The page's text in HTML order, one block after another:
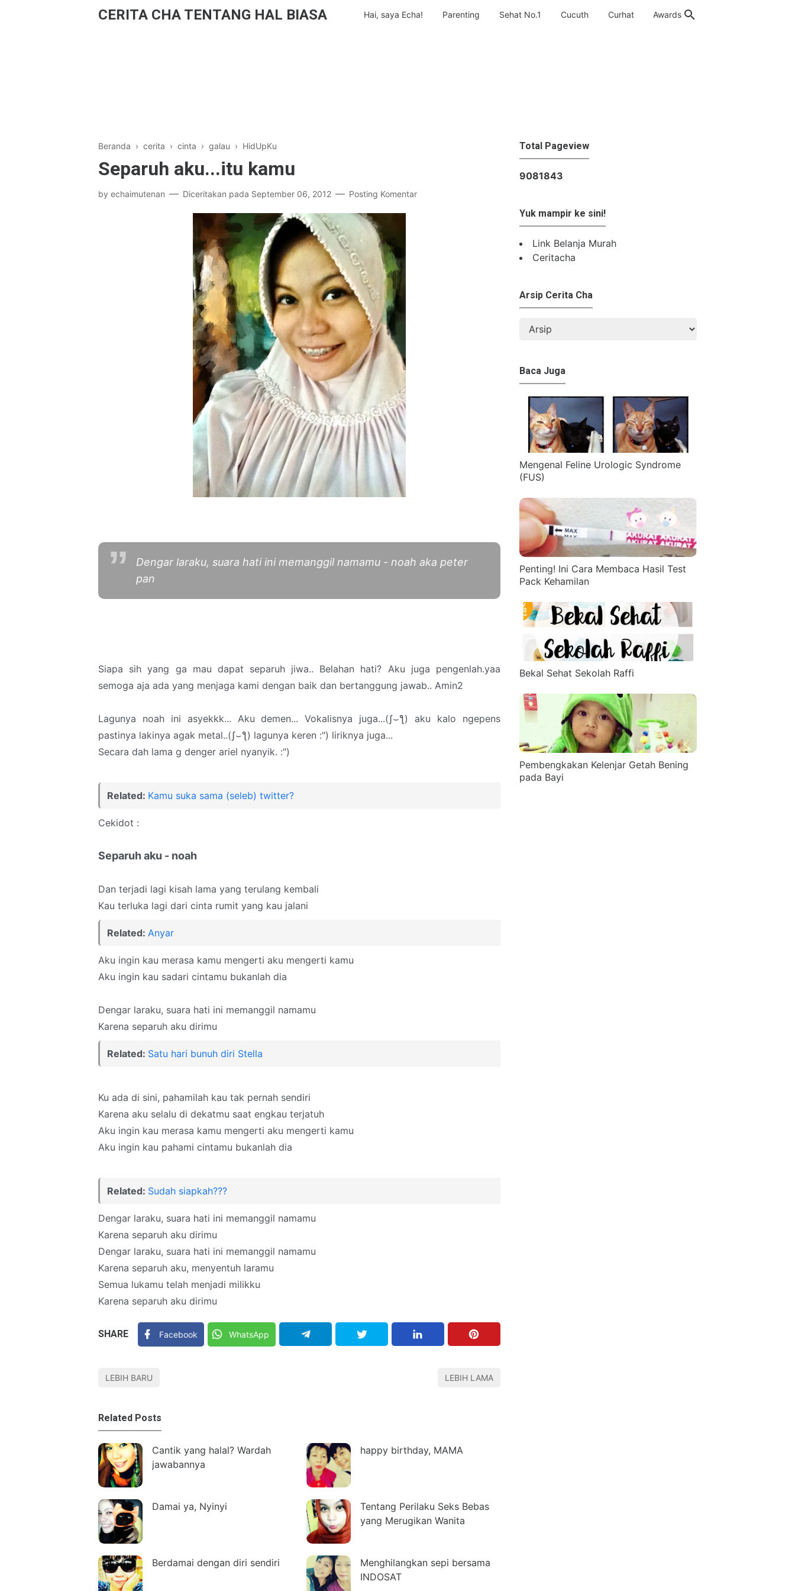
CERITA CHA TENTANG HAL BIASA Hai, saya Echa! Parenting Sehat No.1 Cucuth Curhat Awards
Beranda › cerita › cinta › galau › HidUpKu
Separuh aku...itu kamu
by echaimutenan Diceritakan pada September 06, 2012 Posting Komentar
Dengar laraku, suara hati ini memanggil namamu - noah aka peter
pan
Siapa sih yang ga mau dapat separuh jiwa.. Belahan hati? Aku juga pengenlah.yaa
semoga aja ada yang menjaga kami dengan baik dan bertanggung jawab.. Amin2
Lagunya noah ini asyekkk... Aku demen... Vokalisnya juga...(ʃ⌣ƪ) aku kalo ngepens
pastinya lakinya agak metal..(ʃ⌣ƪ) lagunya keren :") liriknya juga...
Secara dah lama g denger ariel nyanyik. :")
Related: Kamu suka sama (seleb) twitter?
Cekidot :
Separuh aku - noah
Dan terjadi lagi kisah lama yang terulang kembali
Kau terluka lagi dari cinta rumit yang kau jalani
Related: Anyar
Aku ingin kau merasa kamu mengerti aku mengerti kamu
Aku ingin kau sadari cintamu bukanlah dia
Dengar laraku, suara hati ini memanggil namamu
Karena separuh aku dirimu
Related: Satu hari bunuh diri Stella
Ku ada di sini, pahamilah kau tak pernah sendiri
Karena aku selalu di dekatmu saat engkau terjatuh
Aku ingin kau merasa kamu mengerti aku mengerti kamu
Aku ingin kau pahami cintamu bukanlah dia
Related: Sudah siapkah???
Dengar laraku, suara hati ini memanggil namamu
Karena separuh aku dirimu
Dengar laraku, suara hati ini memanggil namamu
Karena separuh aku, menyentuh laramu
Semua lukamu telah menjadi milikku
Karena separuh aku dirimu
SHARE Facebook WhatsApp
LEBIH BARU LEBIH LAMA
Related Posts
Cantik yang halal? Wardah
jawabannya
happy birthday, MAMA
Damai ya, Nyinyi
Tentang Perilaku Seks Bebas
yang Merugikan Wanita
Berdamai dengan diri sendiri
Menghilangkan sepi bersama
INDOSAT
Total Pageview
9081843
Yuk mampir ke sini!
Link Belanja Murah
Ceritacha
Arsip Cerita Cha
Baca Juga
Mengenal Feline Urologic Syndrome
(FUS)
Penting! Ini Cara Membaca Hasil Test
Pack Kehamilan
Bekal Sehat Sekolah Raffi
Pembengkakan Kelenjar Getah Bening
pada Bayi